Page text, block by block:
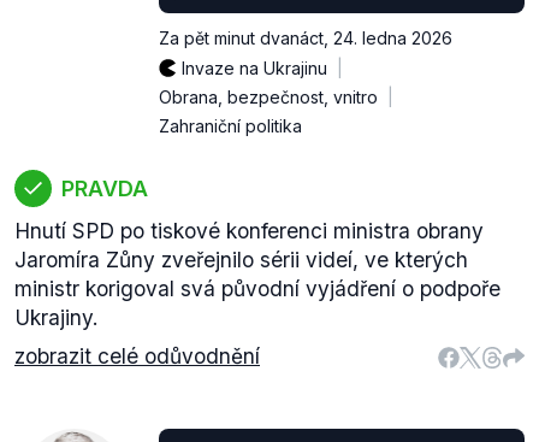
Za pět minut dvanáct 24. ledna 2026
Invaze na Ukrajinu
Obrana, bezpečnost, vnitro
Zahraniční politika
PRAVDA
Hnutí SPD po tiskové konferenci ministra obrany
Jaromíra Zůny zveřejnilo sérii videí, ve kterých
ministr korigoval svá původní vyjádření o podpoře
Ukrajiny.
zobrazit celé odůvodnění